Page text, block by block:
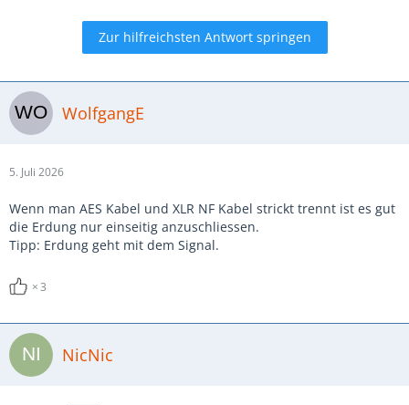
Zur hilfreichsten Antwort springen
WolfgangE
5. Juli 2026
Wenn man AES Kabel und XLR NF Kabel strickt trennt ist es gut
die Erdung nur einseitig anzuschliessen.
Tipp: Erdung geht mit dem Signal.
3
NicNic